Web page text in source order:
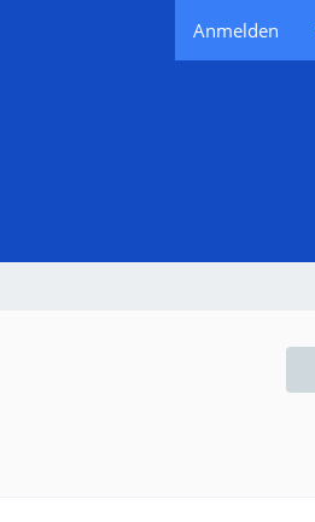
Anmelden